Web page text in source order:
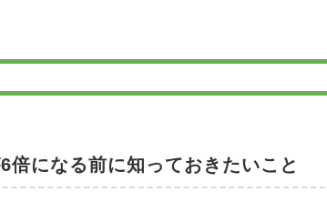
になる前に知っておきたいこと